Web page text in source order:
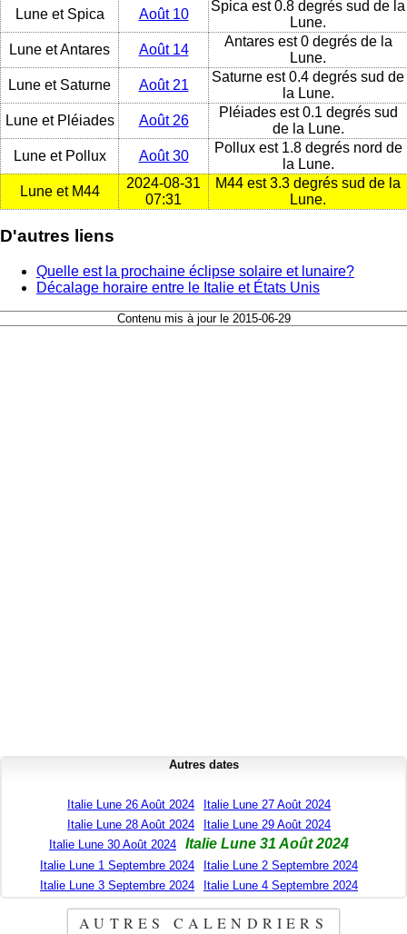
Lune et Spica
Août 10
Spica est 0.8 degrés sud de la
Lune.
Lune et Antares
Août 14
Antares est 0 degrés de la
Lune.
Lune et Saturne
Août 21
Saturne est 0.4 degrés sud de
la Lune.
Lune et Pléiades
Août 26
Pléiades est 0.1 degrés sud
de la Lune.
Lune et Pollux
Août 30
Pollux est 1.8 degrés nord de
la Lune.
Lune et M44
2024-08-31
07:31
M44 est 3.3 degrés sud de la
Lune.
D'autres liens
Quelle est la prochaine éclipse solaire et lunaire?
Décalage horaire entre le Italie et États Unis
Contenu mis à jour le 2015-06-29
Autres dates
Italie Lune 26 Août 2024
Italie Lune 27 Août 2024
Italie Lune 28 Août 2024
Italie Lune 29 Août 2024
Italie Lune 30 Août 2024
Italie Lune 31 Août 2024
Italie Lune 1 Septembre 2024
Italie Lune 2 Septembre 2024
Italie Lune 3 Septembre 2024
Italie Lune 4 Septembre 2024
AUTRES CALENDRIERS